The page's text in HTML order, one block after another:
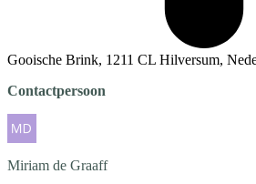
Gooische Brink, 1211 CL Hilversum,
Contactpersoon
Miriam de Graaff